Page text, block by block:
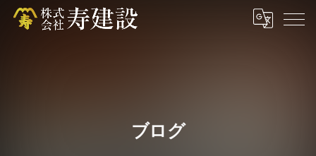
ブログ